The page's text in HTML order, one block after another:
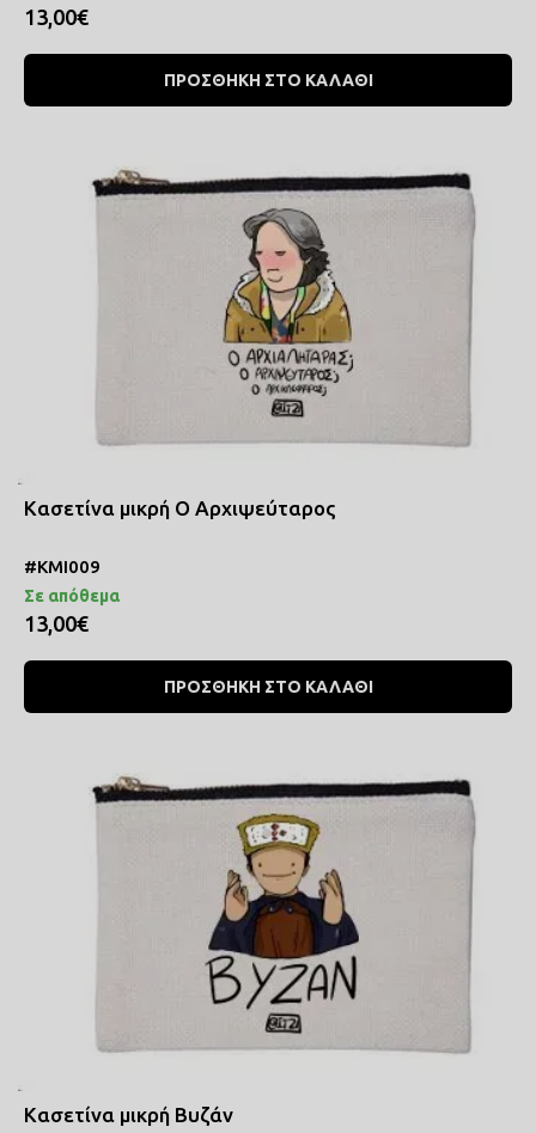
13,00€
ΠΡΟΣΘΗΚΗ ΣΤΟ ΚΑΛΑΘΙ
Κασετίνα μικρή Ο Αρχιψεύταρος
#ΚΜΙ009
Σε απόθεμα
13,00€
ΠΡΟΣΘΗΚΗ ΣΤΟ ΚΑΛΑΘΙ
Κασετίνα μικρή Βυζάν